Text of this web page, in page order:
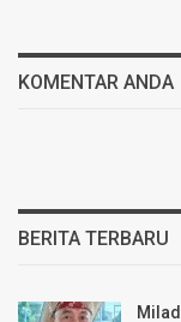
KOMENTAR ANDA
BERITA TERBARU